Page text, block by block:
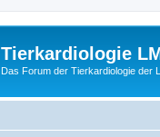
Tierkardiologie
Das Forum der Tierkardiologie der